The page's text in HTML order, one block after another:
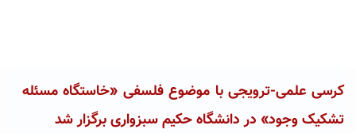
کرسی علمی‌-ترویجی با موضوع فلسفی «خاستگاه مسئله
تشکیک وجود» در دانشگاه حکیم سبزواری برگزار شد